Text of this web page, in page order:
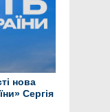
нова
Сергія